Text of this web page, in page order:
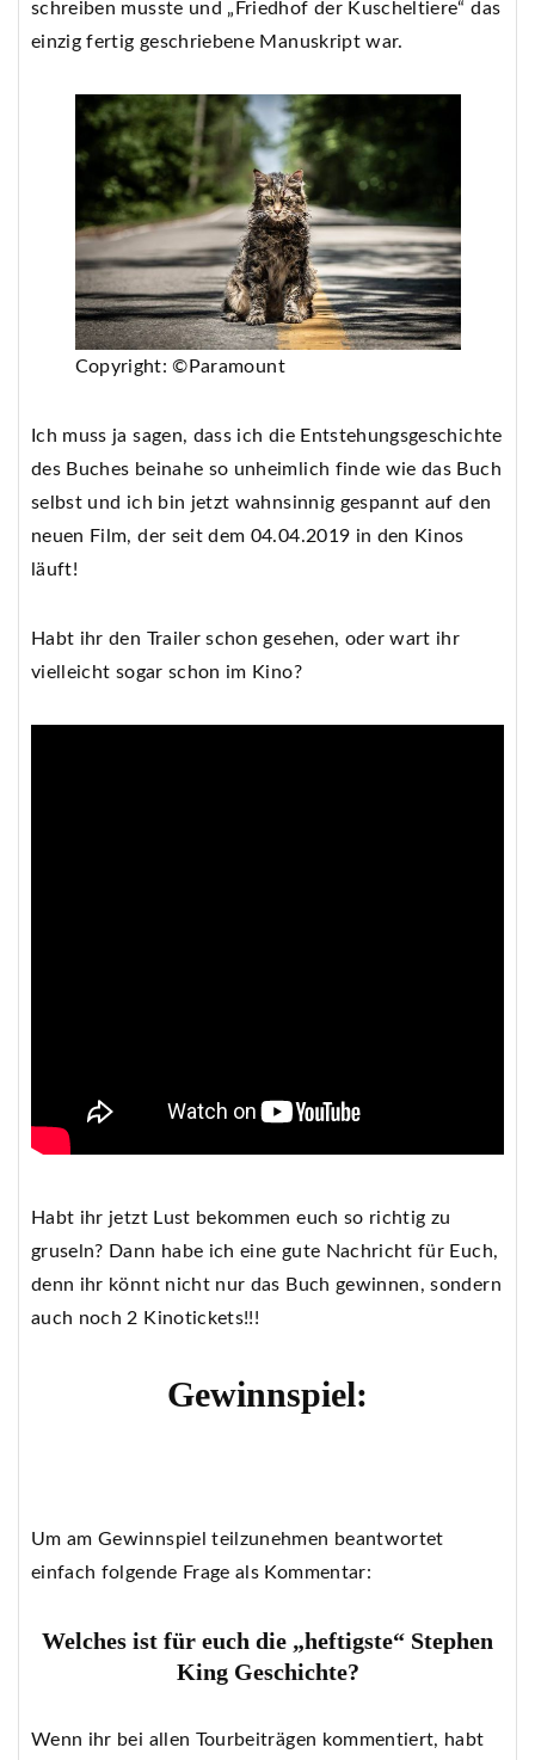
schreiben musste und „Friedhof der Kuscheltiere“ das
einzig fertig geschriebene Manuskript war.
Copyright: ©Paramount
Ich muss ja sagen, dass ich die Entstehungsgeschichte
des Buches beinahe so unheimlich finde wie das Buch
selbst und ich bin jetzt wahnsinnig gespannt auf den
neuen Film, der seit dem 04.04.2019 in den Kinos
läuft!
Habt ihr den Trailer schon gesehen, oder wart ihr
vielleicht sogar schon im Kino?
Habt ihr jetzt Lust bekommen euch so richtig zu
gruseln? Dann habe ich eine gute Nachricht für Euch,
denn ihr könnt nicht nur das Buch gewinnen, sondern
auch noch 2 Kinotickets!!!
Gewinnspiel:
Um am Gewinnspiel teilzunehmen beantwortet
einfach folgende Frage als Kommentar:
Welches ist für euch die „heftigste“ Stephen
King Geschichte?
Wenn ihr bei allen Tourbeiträgen kommentiert, habt